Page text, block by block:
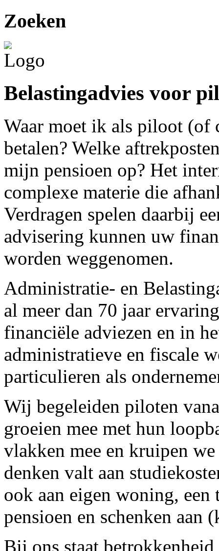
Zoeken
Belastingadvies voor
Waar moet ik als piloot (of
betalen? Welke
mijn pensioen op? Het
complexe materie die
Verdragen spelen daarbij
advisering kunnen uw
worden weggenomen.
Administratie- en
al meer dan 70 jaar
financiële adviezen en in
administratieve en fiscale
particulieren als
Wij begeleiden piloten
groeien mee met hun
vlakken mee en kruipen
denken valt aan
ook aan eigen woning,
pensioen en schenken aan
Bij ons staat